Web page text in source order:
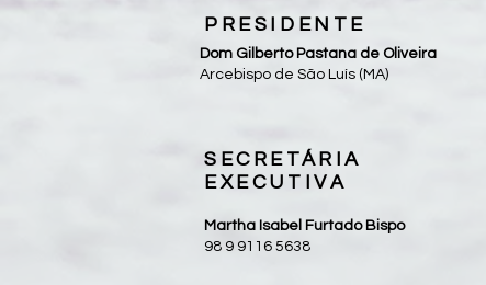
PRESIDENTE
Dom Gilberto Pastana de Oliveira
Arcebispo de São Luís (MA)
SECRETÁRIA
EXECUTIVA
Martha Isabel Furtado Bispo
98 9 9116 5638